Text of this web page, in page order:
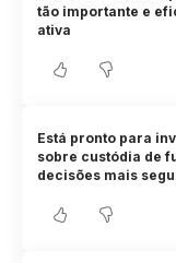
tão importante e
ativa
Está pronto para
sobre custódia de
decisões mais